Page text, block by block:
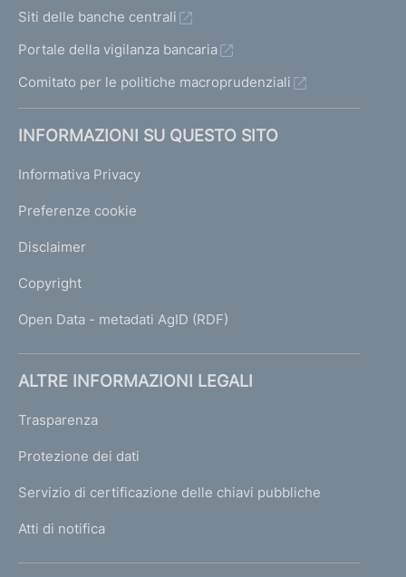
Siti delle banche centrali
Portale della vigilanza bancaria
Comitato per le politiche macroprudenziali
INFORMAZIONI SU QUESTO SITO
Informativa Privacy
Preferenze cookie
Disclaimer
Copyright
Open Data - metadati AgID (RDF)
ALTRE INFORMAZIONI LEGALI
Trasparenza
Protezione dei dati
Servizio di certificazione delle chiavi pubbliche
Atti di notifica